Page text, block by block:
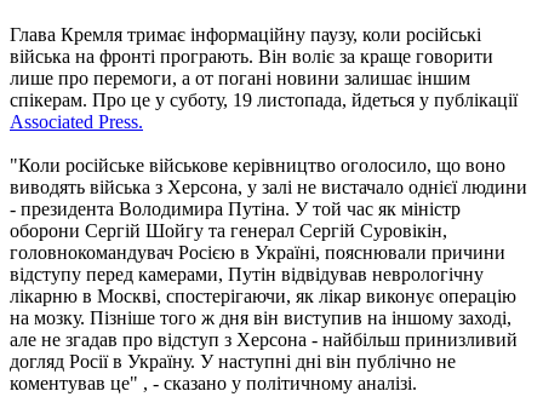
Глава Кремля тримає інформаційну паузу, коли російські
війська на фронті програють. Він воліє за краще говорити
лише про перемоги, а от погані новини залишає іншим
спікерам. Про це у суботу, 19 листопада, йдеться у публікації
Associated Press.
"Коли російське військове керівництво оголосило, що воно
виводять війська з Херсона, у залі не вистачало однієї людини
- президента Володимира Путіна. У той час як міністр
оборони Сергій Шойгу та генерал Сергій Суровікін,
головнокомандувач Росією в Україні, пояснювали причини
відступу перед камерами, Путін відвідував неврологічну
лікарню в Москві, спостерігаючи, як лікар виконує операцію
на мозку. Пізніше того ж дня він виступив на іншому заході,
але не згадав про відступ з Херсона - найбільш принизливий
догляд Росії в Україну. У наступні дні він публічно не
коментував це" , - сказано у політичному аналізі.